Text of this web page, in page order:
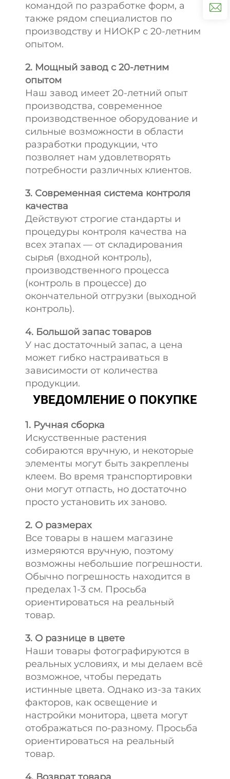
командой по разработке форм, а
также рядом специалистов по
производству и НИОКР с 20-летним
опытом.
2. Мощный завод с 20-летним
опытом
Наш завод имеет 20-летний опыт
производства, современное
производственное оборудование и
сильные возможности в области
разработки продукции, что
позволяет нам удовлетворять
потребности различных клиентов.
3. Современная система контроля
качества
Действуют строгие стандарты и
процедуры контроля качества на
всех этапах — от складирования
сырья (входной контроль),
производственного процесса
(контроль в процессе) до
окончательной отгрузки (выходной
контроль).
4. Большой запас товаров
У нас достаточный запас, а цена
может гибко настраиваться в
зависимости от количества
продукции.
УВЕДОМЛЕНИЕ О ПОКУПКЕ
1. Ручная сборка
Искусственные растения
собираются вручную, и некоторые
элементы могут быть закреплены
клеем. Во время транспортировки
они могут отпасть, но достаточно
просто установить их заново.
2. О размерах
Все товары в нашем магазине
измеряются вручную, поэтому
возможны небольшие погрешности.
Обычно погрешность находится в
пределах 1-3 см. Просьба
ориентироваться на реальный
товар.
3. О разнице в цвете
Наши товары фотографируются в
реальных условиях, и мы делаем всё
возможное, чтобы передать
истинные цвета. Однако из-за таких
факторов, как освещение и
настройки монитора, цвета могут
отображаться по-разному. Просьба
ориентироваться на реальный
товар.